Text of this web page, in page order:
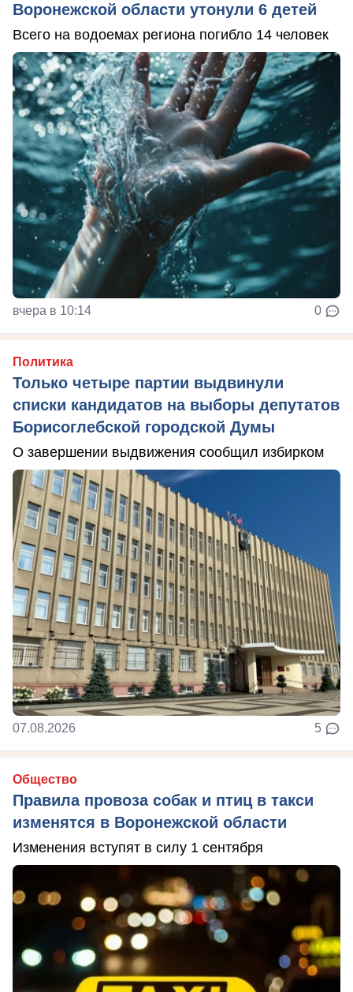
Воронежской области утонули 6 детей
Всего на водоемах региона погибло 14 человек
вчера в 10:14 0
Политика
Только четыре партии выдвинули
списки кандидатов на выборы депутатов
Борисоглебской городской Думы
О завершении выдвижения сообщил избирком
07.08.2026 5
Общество
Правила провоза собак и птиц в такси
изменятся в Воронежской области
Изменения вступят в силу 1 сентября